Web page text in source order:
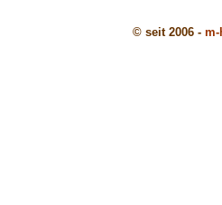
© seit 2006 - m-